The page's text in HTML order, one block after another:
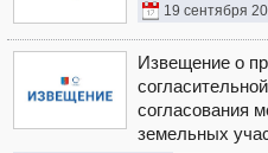
19 сентября
Извещение о
согласования
земельных